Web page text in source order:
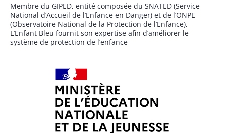
Membre du GIPED, entité composée du SNATED (Service
National d’Accueil de l’Enfance en Danger) et de l’ONPE
(Observatoire National de la Protection de l’Enfance),
L’Enfant Bleu fournit son expertise afin d’améliorer le
système de protection de l’enfance